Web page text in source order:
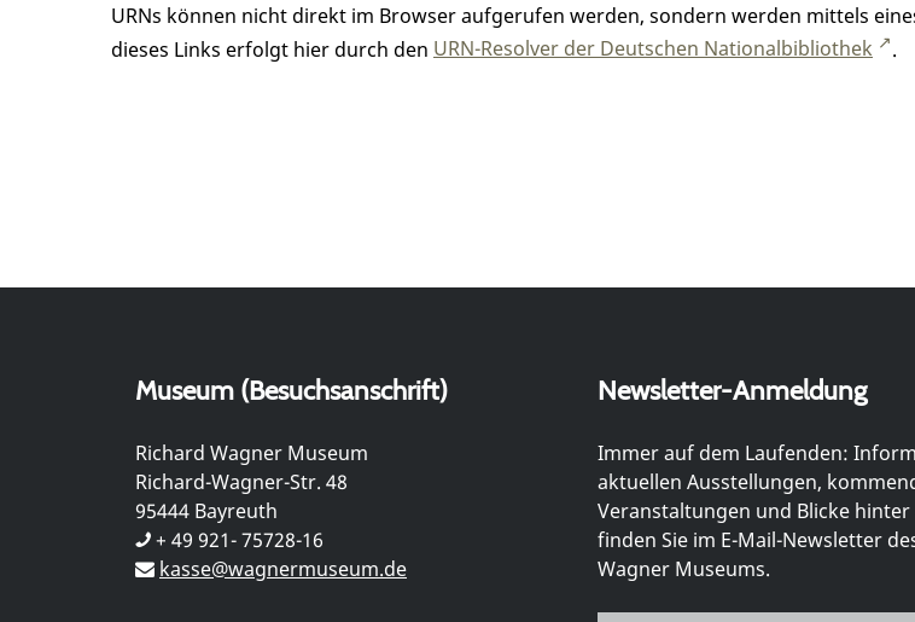
URNs können nicht direkt im Browser aufgerufen werden, sondern werden mittels
dieses Links erfolgt hier durch den URN-Resolver der Deutschen Nationalbibliothek .
Museum (Besuchsanschrift)
Richard Wagner Museum
Richard-Wagner-Str. 48
95444 Bayreuth
+ 49 921- 75728-16
kasse@wagnermuseum.de
Newsletter-Anmeldung
Immer auf dem Laufenden:
aktuellen Ausstellungen,
Veranstaltungen und Blicke hinter
finden Sie im E-Mail-Newsletter
Wagner Museums.